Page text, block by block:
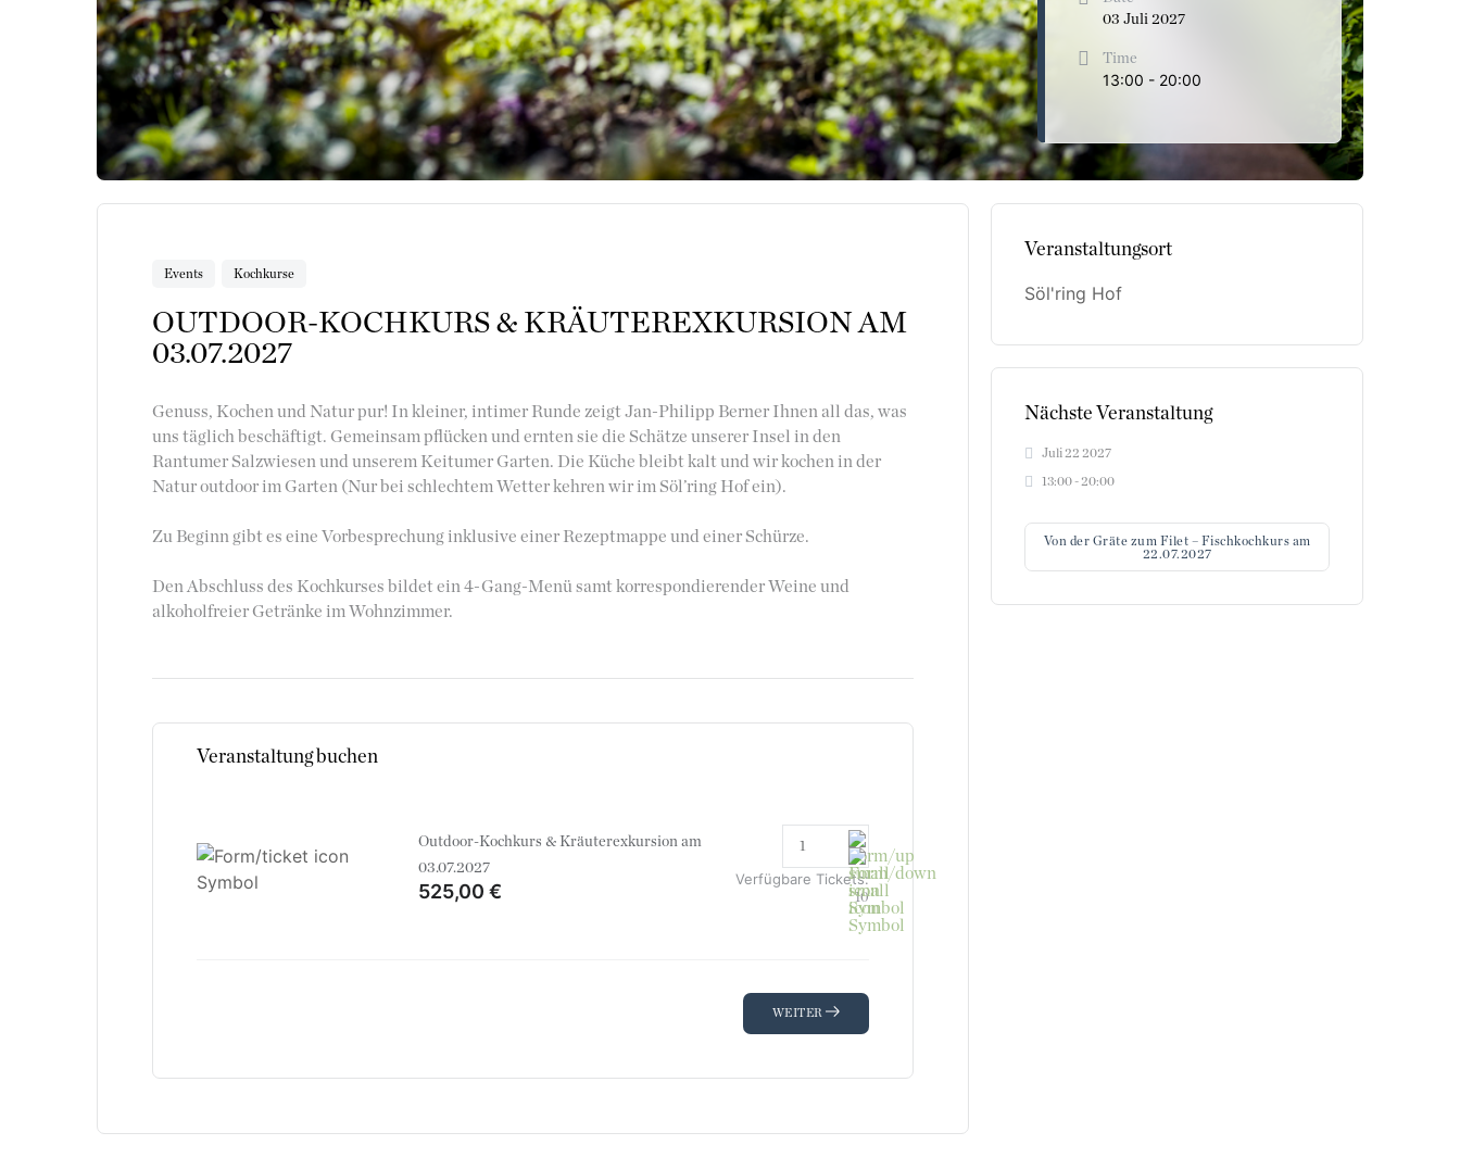
03 Juli 2027
Time
13:00 - 20:00
Events Kochkurse
OUTDOOR-KOCHKURS & KRÄUTEREXKURSION AM
03.07.2027
Genuss, Kochen und Natur pur! In kleiner, intimer Runde zeigt Jan-Philipp Berner Ihnen all das, was
uns täglich beschäftigt. Gemeinsam pflücken und ernten sie die Schätze unserer Insel in den
Rantumer Salzwiesen und unserem Keitumer Garten. Die Küche bleibt kalt und wir kochen in der
Natur outdoor im Garten (Nur bei schlechtem Wetter kehren wir im Söl’ring Hof ein).
Zu Beginn gibt es eine Vorbesprechung inklusive einer Rezeptmappe und einer Schürze.
Den Abschluss des Kochkurses bildet ein 4-Gang-Menü samt korrespondierender Weine und
alkoholfreier Getränke im Wohnzimmer.
Veranstaltung buchen
Outdoor-Kochkurs & Kräuterexkursion am
03.07.2027
525,00 €
Verfügbare Tickets:
10
WEITER
Veranstaltungsort
Söl'ring Hof
Nächste Veranstaltung
Von der Gräte zum Filet – Fischkochkurs am
22.07.2027
Juli 22 2027
13:00 - 20:00